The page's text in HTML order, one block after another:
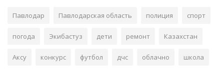
Павлодар Павлодарская область полиция спорт
погода Экибастуз дети ремонт Казахстан
Аксу конкурс футбол дчс облачно школа